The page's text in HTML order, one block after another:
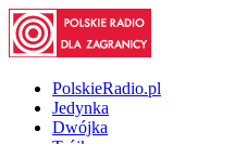
PolskieRadio.pl
Jedynka
Dwójka